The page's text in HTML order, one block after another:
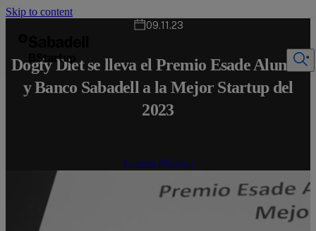
Skip to content
09.11.23
Dogfy Diet se lleva el Premio Esade Alumni
y Banco Sabadell a la Mejor Startup del
2023
Eventos BStartup